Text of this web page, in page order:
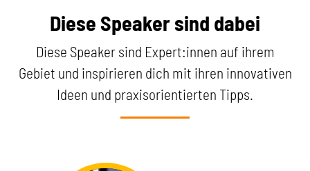
Diese Speaker sind dabei
Diese Speaker sind Expert:innen auf ihrem
Gebiet und inspirieren dich mit ihren innovativen
Ideen und praxisorientierten Tipps.